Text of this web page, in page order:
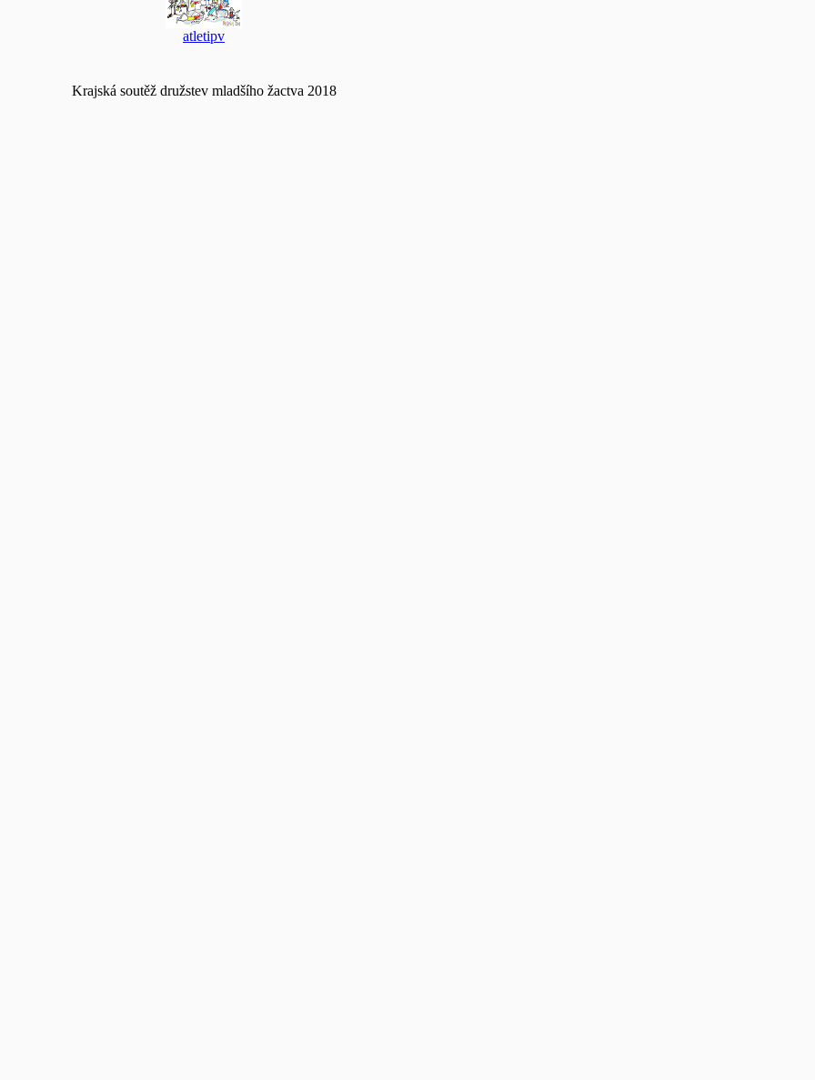
atletipv
Krajská soutěž družstev mladšího žactva 2018